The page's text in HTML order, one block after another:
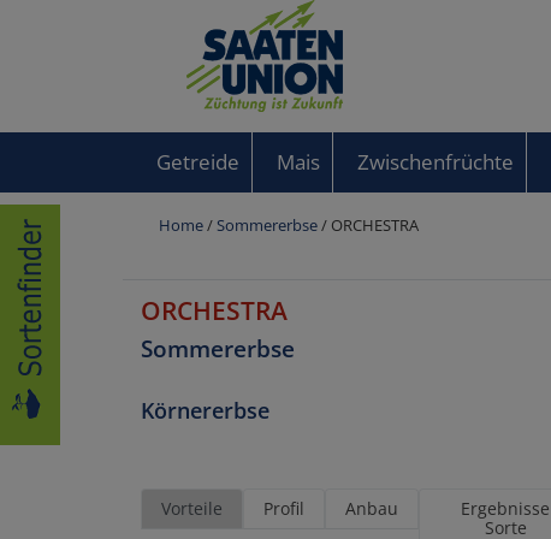
Getreide Mais Zwischenfrüchte
Home/ Sommererbse/ ORCHESTRA
ORCHESTRA
Sommererbse
Körnererbse
Vorteile Profil Anbau
Ergebnisse
Sorte